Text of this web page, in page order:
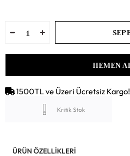
1500TL ve Üzeri Ücretsiz Kargo!
Kritik Stok
ÜRÜN ÖZELLIKLERI